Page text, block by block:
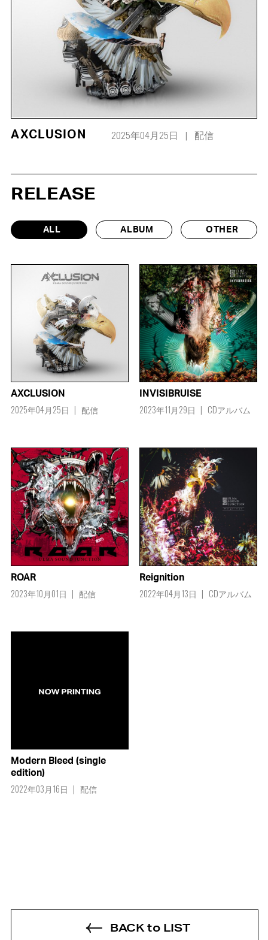
AXCLUSION 2025年04月25日 配信
RELEASE
ALL ALBUM OTHER
AXCLUSION
2025年04月25日 配信
INVISIBRUISE
2023年11月29日 CDアルバム
ROAR
2023年10月01日 配信
Reignition
2022年04月13日 CDアルバム
Modern Bleed (single
edition)
2022年03月16日 配信
BACK to LIST